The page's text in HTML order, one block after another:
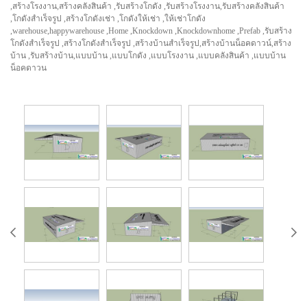
,สร้างโรงงาน,สร้างคลังสินค้า ,รับสร้างโกดัง ,รับสร้างโรงงาน,รับสร้างคลังสินค้า
,โกดังสำเร็จรูป ,สร้างโกดังเช่า ,โกดังให้เช่า ,ให้เช่าโกดัง
,warehouse,happywarehouse ,Home ,Knockdown ,Knockdownhome ,Prefab ,รับสร้าง
โกดังสำเร็จรูป ,สร้างโกดังสำเร็จรูป ,สร้างบ้านสำเร็จรูป,สร้างบ้านน็อคดาวน์,สร้าง
บ้าน ,รับสร้างบ้าน,แบบบ้าน ,แบบโกดัง ,แบบโรงงาน ,แบบคลังสินค้า ,แบบบ้าน
น็อคดาวน